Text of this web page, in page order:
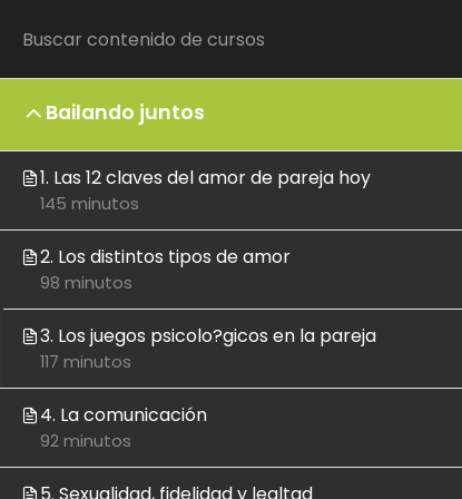
Inicio
Bailando juntos
1. Las 12 claves del amor de pareja hoy
145 minutos
2. Los distintos tipos de amor
98 minutos
3. Los juegos psicolo?gicos en la pareja
117 minutos
4. La comunicación
92 minutos
PLATAFORMA
Contenido
Eventos
Preguntas frecuentes
Sobre nosotros
Contacto